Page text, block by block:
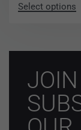
Select options